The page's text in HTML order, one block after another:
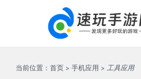
当前位置： 首页 > 手机应用 > 工具应用